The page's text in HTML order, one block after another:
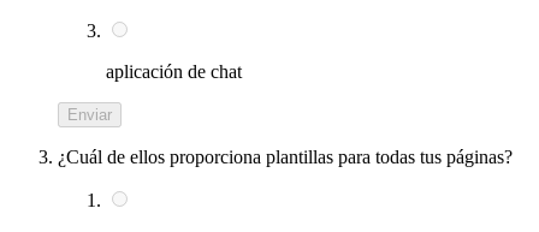
aplicación de chat
Enviar
¿Cuál de ellos proporciona plantillas para todas tus páginas?